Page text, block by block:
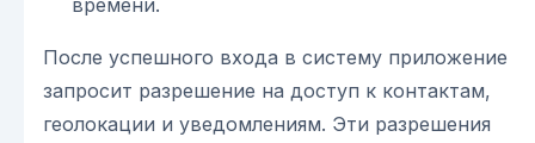
После успешного входа в систему приложение
запросит разрешение на доступ к контактам,
геолокации и уведомлениям. Эти разрешения